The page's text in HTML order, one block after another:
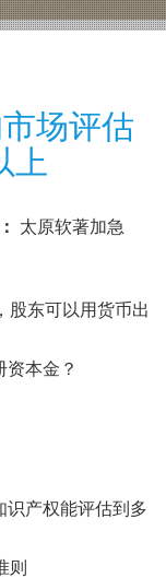
场评估
上
太原软著加急
股东可以用货币出
本金？
识产权能评估到多
则